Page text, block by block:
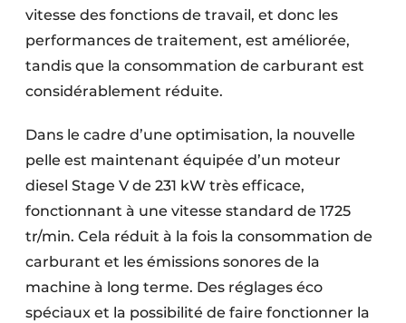
vitesse des fonctions de travail, et donc les
performances de traitement, est améliorée,
tandis que la consommation de carburant est
considérablement réduite.
Dans le cadre d’une optimisation, la nouvelle
pelle est maintenant équipée d’un moteur
diesel Stage V de 231 kW très efficace,
fonctionnant à une vitesse standard de 1725
tr/min. Cela réduit à la fois la consommation de
carburant et les émissions sonores de la
machine à long terme. Des réglages éco
spéciaux et la possibilité de faire fonctionner la